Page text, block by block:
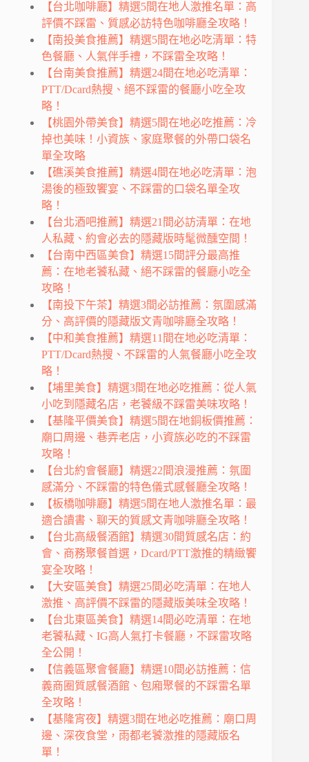
【台北咖啡廳】精選5間在地人激推名單：高
評價不踩雷、質感必訪特色咖啡廳全攻略！
【南投美食推薦】精選5間在地必吃清單：特
色餐廳、人氣伴手禮，不踩雷全攻略！
【台南美食推薦】精選24間在地必吃清單：
PTT/Dcard熱搜、絕不踩雷的餐廳小吃全攻
略！
【桃園外帶美食】精選5間在地必吃推薦：冷
掉也美味！小資族、家庭聚餐的外帶口袋名
單全攻略
【礁溪美食推薦】精選4間在地必吃清單：泡
湯後的極致饗宴、不踩雷的口袋名單全攻
略！
【台北酒吧推薦】精選21間必訪清單：在地
人私藏、約會必去的隱藏版時髦微醺空間！
【台南中西區美食】精選15間評分最高推
薦：在地老饕私藏、絕不踩雷的餐廳小吃全
攻略！
【南投下午茶】精選3間必訪推薦：氛圍感滿
分、高評價的隱藏版文青咖啡廳全攻略！
【中和美食推薦】精選11間在地必吃清單：
PTT/Dcard熱搜、不踩雷的人氣餐廳小吃全攻
略！
【埔里美食】精選3間在地必吃推薦：從人氣
小吃到隱藏名店，老饕級不踩雷美味攻略！
【基隆平價美食】精選5間在地銅板價推薦：
廟口周邊、巷弄老店，小資族必吃的不踩雷
攻略！
【台北約會餐廳】精選22間浪漫推薦：氛圍
感滿分、不踩雷的特色儀式感餐廳全攻略！
【板橋咖啡廳】精選5間在地人激推名單：最
適合讀書、聊天的質感文青咖啡廳全攻略！
【台北高級餐酒館】精選30間質感名店：約
會、商務聚餐首選，Dcard/PTT激推的精緻饗
宴全攻略！
【大安區美食】精選25間必吃清單：在地人
激推、高評價不踩雷的隱藏版美味全攻略！
【台北東區美食】精選14間必吃清單：在地
老饕私藏、IG高人氣打卡餐廳，不踩雷攻略
全公開！
【信義區聚會餐廳】精選10間必訪推薦：信
義商圈質感餐酒館、包廂聚餐的不踩雷名單
全攻略！
【基隆宵夜】精選3間在地必吃推薦：廟口周
邊、深夜食堂，雨都老饕激推的隱藏版名
單！